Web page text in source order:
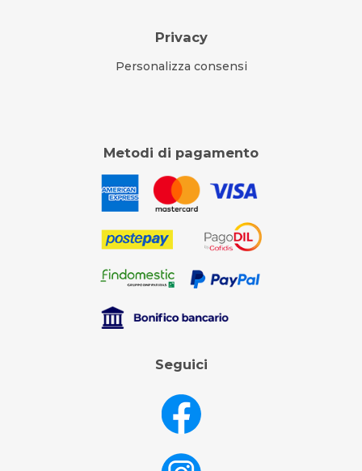
Privacy
Personalizza consensi
Metodi di pagamento
Seguici